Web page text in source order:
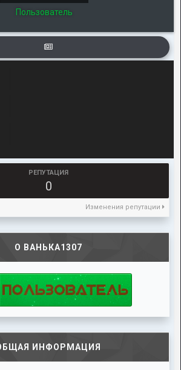
Пользователь
РЕПУТАЦИЯ
0
Изменения репутации
О ВАНЬКА1307
ИНФОРМАЦИЯ